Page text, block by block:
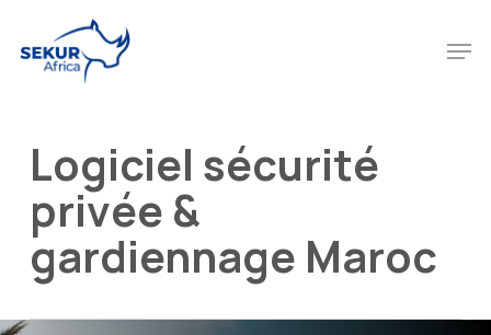
main
Logiciel sécurité
privée &
gardiennage Maroc